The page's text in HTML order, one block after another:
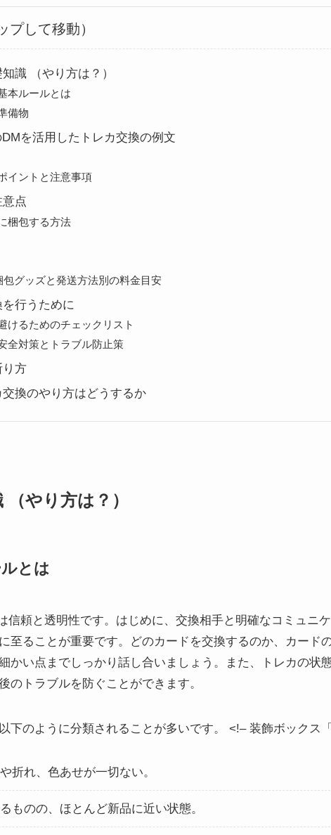
プして移動）
識 （やり方は？）
本ルールとは
備物
を活用したトレカ交換の例文
イントと注意事項
点
梱包する方法
包グッズと発送方法別の料金目安
行うために
けるためのチェックリスト
全対策とトラブル防止策
り方
交換のやり方はどうするか
やり方は？）
とは
信頼と透明性です。はじめに、交換相手と明確なコミュニ
至ることが重要です。どのカードを交換するのか、カード
かい点までしっかり話し合いましょう。また、トレカの状
のトラブルを防ぐことができます。
下のように分類されることが多いです。 <!– 装飾ボックス
折れ、色あせが一切ない。
ものの、ほとんど新品に近い状態。